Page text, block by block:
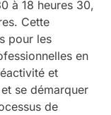
à 18 heures 30,
Cette
pour les
en
et
se démarquer
de